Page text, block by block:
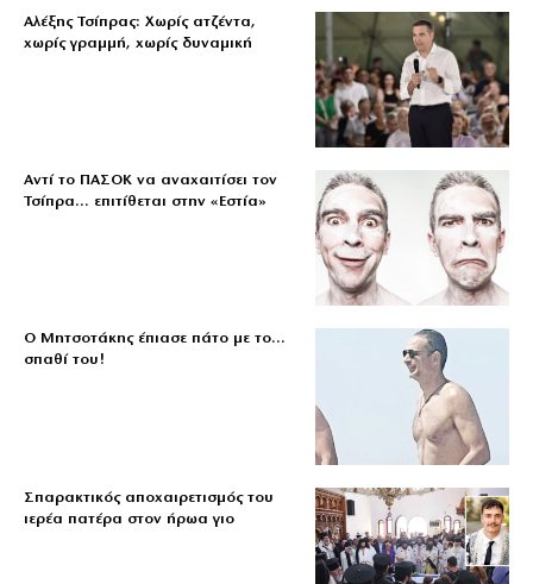
Αλέξης Τσίπρας: Χωρίς ατζέντα,
χωρίς γραμμή, χωρίς δυναμική
Αντί το ΠΑΣΟΚ να αναχαιτίσει τον
Τσίπρα… επιτίθεται στην «Εστία»
Ο Μητσοτάκης έπιασε πάτο με το…
σπαθί του!
Σπαρακτικός αποχαιρετισμός του
ιερέα πατέρα στον ήρωα γιο